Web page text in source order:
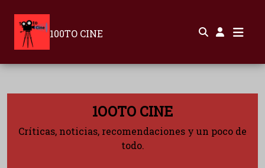
100TO CINE
1OOTO CINE
Críticas, noticias, recomendaciones y un poco de
todo.